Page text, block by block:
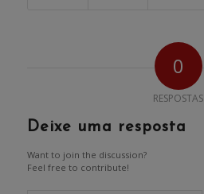
0
RESPOSTAS
Deixe uma resposta
Want to join the discussion?
Feel free to contribute!